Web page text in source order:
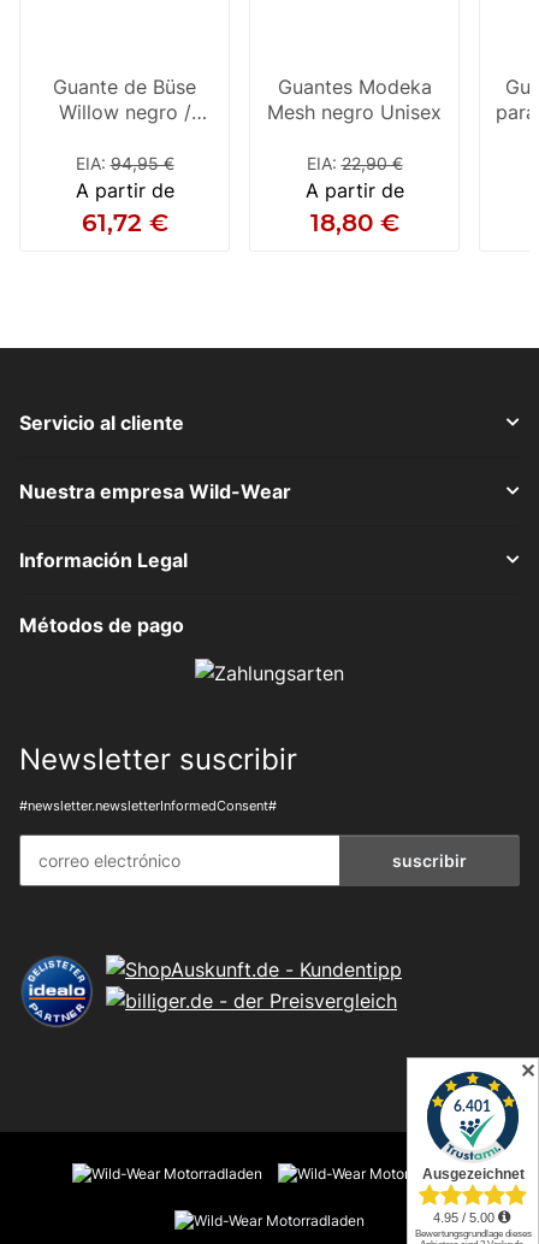
Guante de Büse
Willow negro /
EIA:94,95 €
A partir de
61,72 €
Guantes Modeka
Mesh negro Unisex
EIA:22,90 €
A partir de
18,80 €
Servicio al cliente
Nuestra empresa Wild-Wear
Información Legal
Métodos de pago
Newsletter suscribir
#newsletter.newsletterInformedConsent#
suscribir
✕